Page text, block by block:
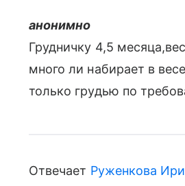
анонимно
Грудничку 4,5
много ли набирает в
только грудью по
Отвечает Руженкова